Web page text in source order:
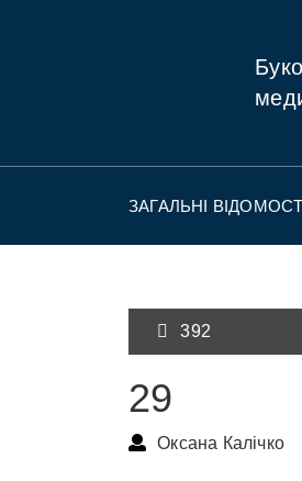
ЗАГАЛЬНІ
392
29
Оксана Калічко